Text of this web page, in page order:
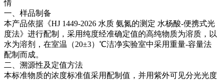
情
一、样品制备
本产品依据《HJ 1449-2026 水质 氨氮的测定 水杨酸-便携式光
度法》进行配制，采用纯度经准确定值的高纯物质为溶质，以
水为溶剂，在室温（20±3）℃洁净实验室中采用重量-容量法
配制而成。
二、溯源性及定值方法
本标准物质的浓度标准值采用配制值，并用紫外可见分光光度